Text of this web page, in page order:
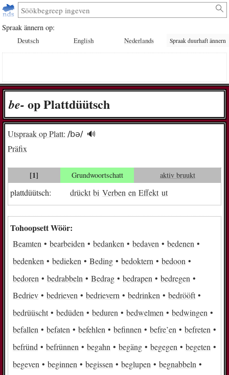
Spraak ännern op:
Deutsch English Nederlands Spraak duurhaft ännern
be- op Plattdüütsch
Utspraak op Platt: /bə/ 🔊︎
Präfix
[1] Grundwoortschatt aktiv bruukt
plattdüütsch: drückt bi Verben en Effekt ut
Tohoopsett Wöör:
Beamten bearbeiden bedanken bedaven
bedenen
bedenken
bedieken Beding bedoktern
bedoon
bedoren
bedrabbeln Bedrag bedrapen
bedregen
Bedriev
bedrieven bedrievern bedrinken
bedrööft
bedrüüscht
bedüden beduren bedwelmen
bedwingen
befallen
befaten befehlen befinnen befre’en
befreten
befründ
befrünnen begahn begäng begegen
begeten
begeven
beginnen begissen beglupen
begnabbeln